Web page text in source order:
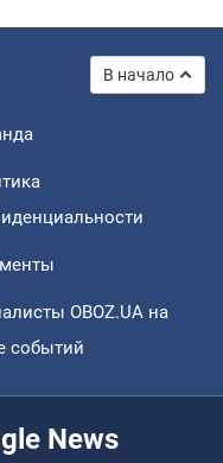
В начало
OBOZ.UA на
событий
News